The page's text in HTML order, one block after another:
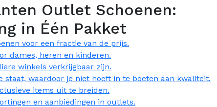
Outlet Schoenen:
in Één Pakket
voor een fractie van de prijs.
dames, heren en kinderen.
winkels verkrijgbaar zijn.
staat, waardoor je niet hoeft in te boeten aan kwaliteit.
items uit te breiden.
en aanbiedingen in outlets.